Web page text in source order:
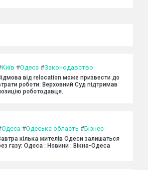
Київ #Одеса #Законодавство
від relocation може призвести до
роботи: Верховний Суд підтримав
роботодавця.
Одеса #Одеська область #Бізнес
кілька жителів Одеси залишаться
газу: Одеса : Новини : Вікна-Одеса